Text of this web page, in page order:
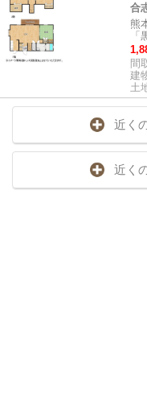
合
熊
間
建
土
近く
近く